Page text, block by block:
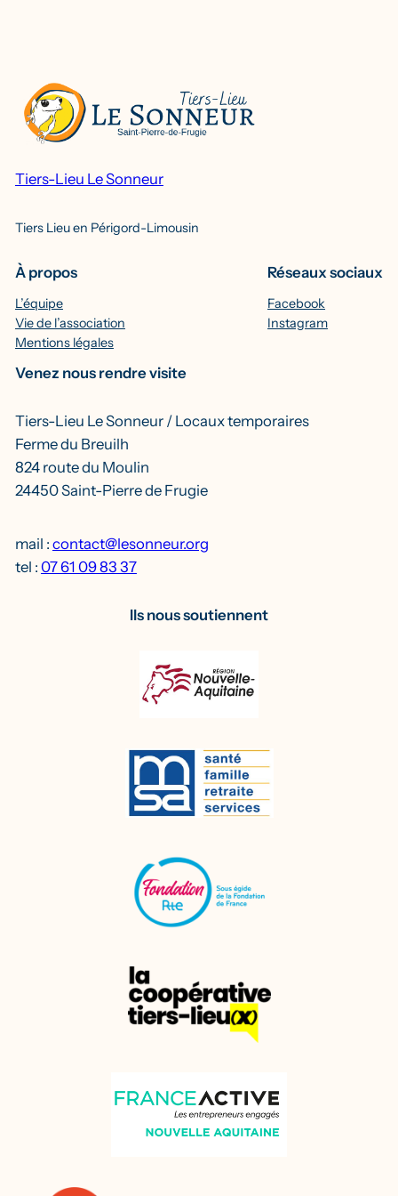
Tiers-Lieu Le Sonneur
Tiers Lieu en Périgord-Limousin
À propos
L’équipe
Vie de l’association
Mentions légales
Réseaux sociaux
Facebook
Instagram
Venez nous rendre visite
Tiers-Lieu Le Sonneur / Locaux temporaires
Ferme du Breuilh
824 route du Moulin
24450 Saint-Pierre de Frugie
mail : contact@lesonneur.org
tel : 07 61 09 83 37
Ils nous soutiennent